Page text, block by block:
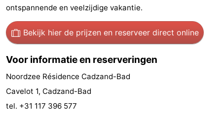
Musea
-
Monumenten
Uitkijkpunten
Attracties
ontspannende en veelzijdige vakantie.
Bekijk hier de prijzen en reserveer direct online
Voor informatie en reserveringen
Noordzee Résidence Cadzand-Bad
Cavelot 1, Cadzand-Bad
tel. +31 117 396 577